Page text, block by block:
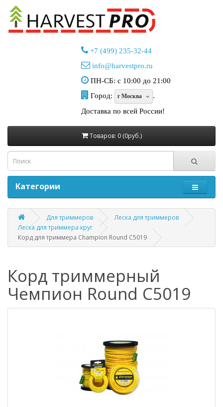
+7 (499) 235-32-44
info@harvestpro.ru
ПН-СБ: с 10:00 до 21:00
Город:
г Москва
.
Доставка по всей России!
Товаров: 0 (0руб.)
Категории
Для триммеров
Леска для триммеров
Леска для триммера круг
Корд для триммера Champion Round C5019
Корд триммерный
Чемпион Round C5019